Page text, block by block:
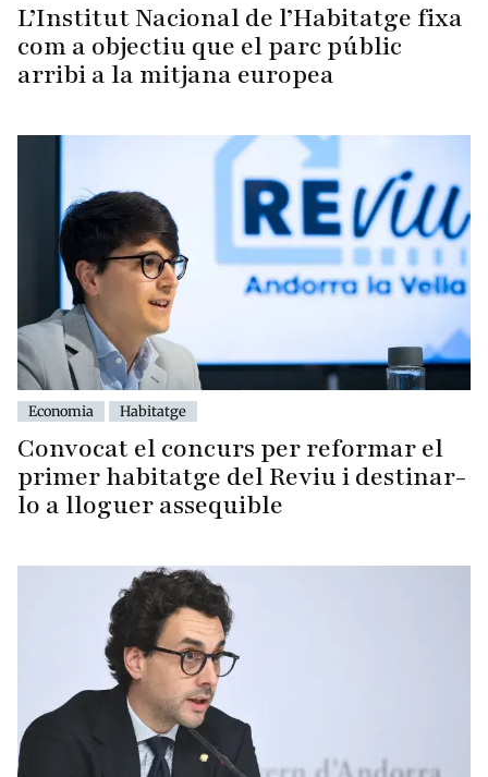
L’Institut Nacional de l’Habitatge fixa
com a objectiu que el parc públic
arribi a la mitjana europea
Economia Habitatge
Convocat el concurs per reformar el
primer habitatge del Reviu i destinar-
lo a lloguer assequible